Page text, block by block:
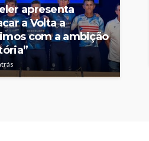
apresenta
a Volta a
com a ambição